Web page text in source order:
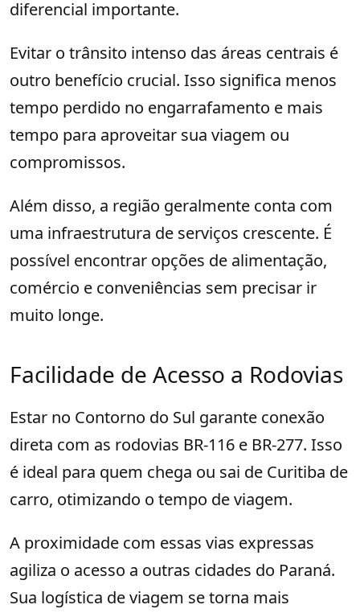
diferencial importante.
Evitar o trânsito intenso das áreas centrais é
outro benefício crucial. Isso significa menos
tempo perdido no engarrafamento e mais
tempo para aproveitar sua viagem ou
compromissos.
Além disso, a região geralmente conta com
uma infraestrutura de serviços crescente. É
possível encontrar opções de alimentação,
comércio e conveniências sem precisar ir
muito longe.
Facilidade de Acesso a Rodovias
Estar no Contorno do Sul garante conexão
direta com as rodovias BR-116 e BR-277. Isso
é ideal para quem chega ou sai de Curitiba de
carro, otimizando o tempo de viagem.
A proximidade com essas vias expressas
agiliza o acesso a outras cidades do Paraná.
Sua logística de viagem se torna mais